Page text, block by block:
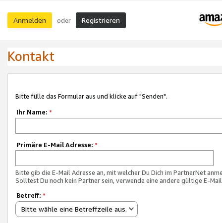
Anmelden oder Registrieren
Kontakt
Bitte fülle das Formular aus und klicke auf "Senden".
Ihr Name: *
Primäre E-Mail Adresse: *
Bitte gib die E-Mail Adresse an, mit welcher Du Dich im PartnerNet
Solltest Du noch kein Partner sein, verwende eine andere gültige E-
Betreff: *
Bitte wähle eine Betreffzeile aus.